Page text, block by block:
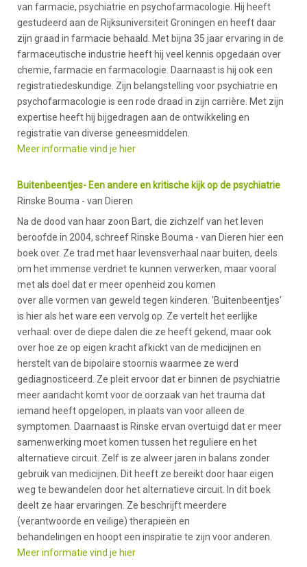
van farmacie, psychiatrie en psychofarmacologie. Hij heeft
gestudeerd aan de Rijksuniversiteit Groningen en heeft daar
zijn graad in farmacie behaald. Met bijna 35 jaar ervaring in de
farmaceutische industrie heeft hij veel kennis opgedaan over
chemie, farmacie en farmacologie. Daarnaast is hij ook een
registratiedeskundige. Zijn belangstelling voor psychiatrie en
psychofarmacologie is een rode draad in zijn carrière. Met zijn
expertise heeft hij bijgedragen aan de ontwikkeling en
registratie van diverse geneesmiddelen.
Meer informatie vind je hier
Buitenbeentjes- Een andere en kritische kijk op de psychiatrie
Rinske Bouma - van Dieren
Na de dood van haar zoon Bart, die zichzelf van het leven
beroofde in 2004, schreef Rinske Bouma - van Dieren hier een
boek over. Ze trad met haar levensverhaal naar buiten, deels
om het immense verdriet te kunnen verwerken, maar vooral
met als doel dat er meer openheid zou komen
over alle vormen van geweld tegen kinderen. 'Buitenbeentjes'
is hier als het ware een vervolg op. Ze vertelt het eerlijke
verhaal: over de diepe dalen die ze heeft gekend, maar ook
over hoe ze op eigen kracht afkickt van de medicijnen en
herstelt van de bipolaire stoornis waarmee ze werd
gediagnosticeerd. Ze pleit ervoor dat er binnen de psychiatrie
meer aandacht komt voor de oorzaak van het trauma dat
iemand heeft opgelopen, in plaats van voor alleen de
symptomen. Daarnaast is Rinske ervan overtuigd dat er meer
samenwerking moet komen tussen het reguliere en het
alternatieve circuit. Zelf is ze alweer jaren in balans zonder
gebruik van medicijnen. Dit heeft ze bereikt door haar eigen
weg te bewandelen door het alternatieve circuit. In dit boek
deelt ze haar ervaringen. Ze beschrijft meerdere
(verantwoorde en veilige) therapieën en
behandelingen en hoopt een inspiratie te zijn voor anderen.
Meer informatie vind je hier